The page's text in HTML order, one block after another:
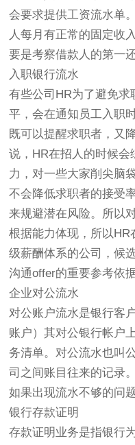
会要求提供工资流水单
人每月有正常的固定收
要是考察借款人的第一
入职银行流水
有些公司HR为了避免
平，会在通知员工入职
既可以提醒求职者，又
说，HR在招人的时候
力，对一些大家削尖脑
不会降低求职者的接受
来规避潜在风险。所以
根据能力体现，所以
级薪酬体系的公司，候
沟通offer的重要参考依据
企业对公流水
对公账户流水是银行客
账户）其对公银行帐户
务清单。对公流水也叫
司之间账目往来的记录
如果出现流水不够的问
银行存款证明
存款证明业务是指银行